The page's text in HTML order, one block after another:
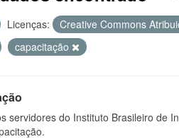
Licenças: Creative Commons
capacitação
servidores do Instituto Brasileiro de